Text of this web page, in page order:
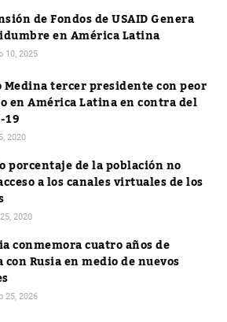
de Fondos de USAID Genera
en América Latina
10, 2025
tercer presidente con peor
en América Latina en contra del
19
2020
porcentaje de la población no
a los canales virtuales de los
2020
conmemora cuatro años de
Rusia en medio de nuevos
25, 2026